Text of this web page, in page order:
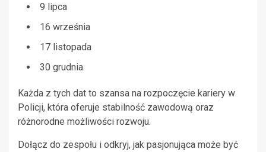
9 lipca
16 września
17 listopada
30 grudnia
Każda z tych dat to szansa na rozpoczęcie kariery w
Policji, która oferuje stabilność zawodową oraz
różnorodne możliwości rozwoju.
Dołącz do zespołu i odkryj, jak pasjonująca może być